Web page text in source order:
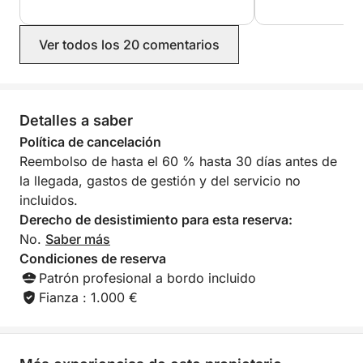
Ivan al huésped perfecto.
Ver todos los 20 comentarios
Detalles a saber
Política de cancelación
Reembolso de hasta el 60 % hasta 30 días antes de
la llegada, gastos de gestión y del servicio no
incluidos.
Derecho de desistimiento para esta reserva:
No. Saber más
Condiciones de reserva
Patrón profesional a bordo incluido
Fianza : 1.000 €